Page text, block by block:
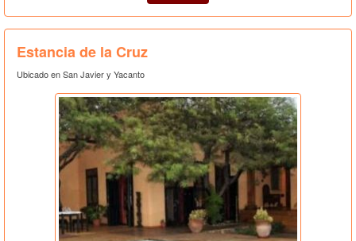
Estancia de la Cruz
Ubicado en San Javier y Yacanto